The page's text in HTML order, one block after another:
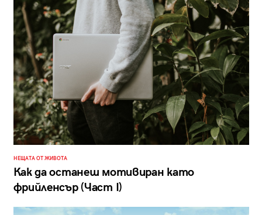
НЕЩАТА ОТ ЖИВОТА
Как да останеш мотивиран като
фрийленсър (Част I)